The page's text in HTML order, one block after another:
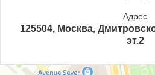
Адрес
125504, Москва,
эт.2